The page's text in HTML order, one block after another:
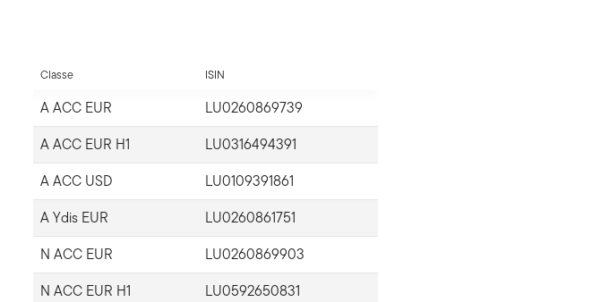
Classe ISIN
A ACC EUR
LU0260869739
A ACC EUR H1
LU0316494391
A ACC USD
LU0109391861
A Ydis EUR
LU0260861751
N ACC EUR
LU0260869903
N ACC EUR H1
LU0592650831